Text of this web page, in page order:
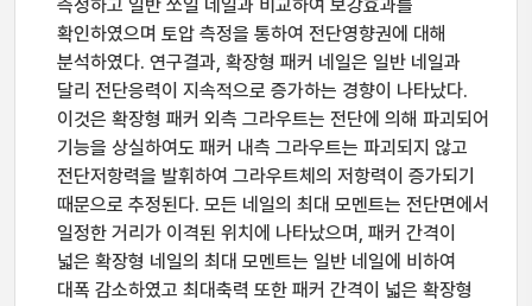
측정하고 일반 쏘일 네일과 비교하여 보강효과를
확인하였으며 토압 측정을 통하여 전단영향권에 대해
분석하였다. 연구결과, 확장형 패커 네일은 일반 네일과
달리 전단응력이 지속적으로 증가하는 경향이 나타났다.
이것은 확장형 패커 외측 그라우트는 전단에 의해 파괴되어
기능을 상실하여도 패커 내측 그라우트는 파괴되지 않고
전단저항력을 발휘하여 그라우트체의 저항력이 증가되기
때문으로 추정된다. 모든 네일의 최대 모멘트는 전단면에서
일정한 거리가 이격된 위치에 나타났으며, 패커 간격이
넓은 확장형 네일의 최대 모멘트는 일반 네일에 비하여
대폭 감소하였고 최대축력 또한 패커 간격이 넓은 확장형